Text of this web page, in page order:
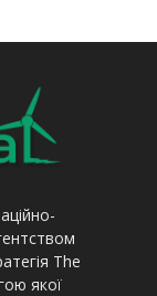
The
якої